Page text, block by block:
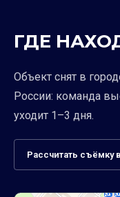
ГДЕ
Объект снят в
России: команда
уходит 1–3 дня.
Рассчитать съёмку